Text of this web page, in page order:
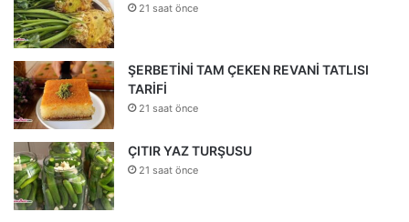
21 saat önce
ŞERBETİNİ TAM ÇEKEN REVANİ TATLISI
TARİFİ
21 saat önce
ÇITIR YAZ TURŞUSU
21 saat önce